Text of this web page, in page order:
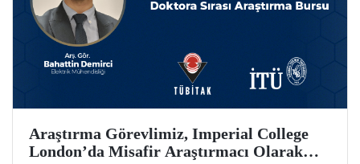
Araştırma Görevlimiz, Imperial College
London’da Misafir Araştırmacı Olarak